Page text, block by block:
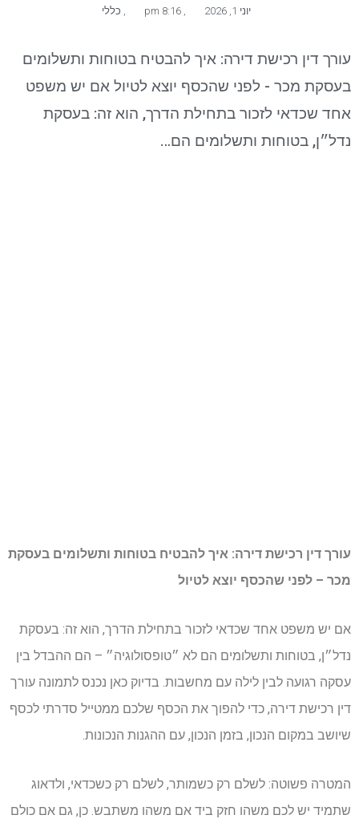
יוני 1, 2026 ,
, כללי
עורך דין רכישת דירה: איך להבטיח בטוחות ותשלומים
בעסקת מכר - לפני שהכסף יוצא לטיול אם יש משפט
אחד שכדאי לזכור בתחילת הדרך, הוא זה: בעסקת
נדל״ן, בטוחות ותשלומים הם…
עורך דין רכישת דירה: איך להבטיח בטוחות ותשלומים בעסקת
מכר – לפני שהכסף יוצא לטיול
אם יש משפט אחד שכדאי לזכור בתחילת הדרך, הוא זה: בעסקת
נדל״ן, בטוחות ותשלומים הם לא ״טופסולוגיה״ – הם ההבדל בין
עסקה רגועה לבין לילה עם מחשבות. בדיוק כאן נכנס לתמונה עורך
דין רכישת דירה, כדי להפוך את הכסף שלכם ממטייל סדרתי לכסף
שיושב במקום הנכון, בזמן הנכון, עם ההגנות הנכונות.
המטרה פשוטה: לשלם רק כשמותר, לשלם רק כשכדאי, ולדאוג
שתמיד יש לכם משהו חזק ביד אם משהו משתבש. כן, גם אם כולם